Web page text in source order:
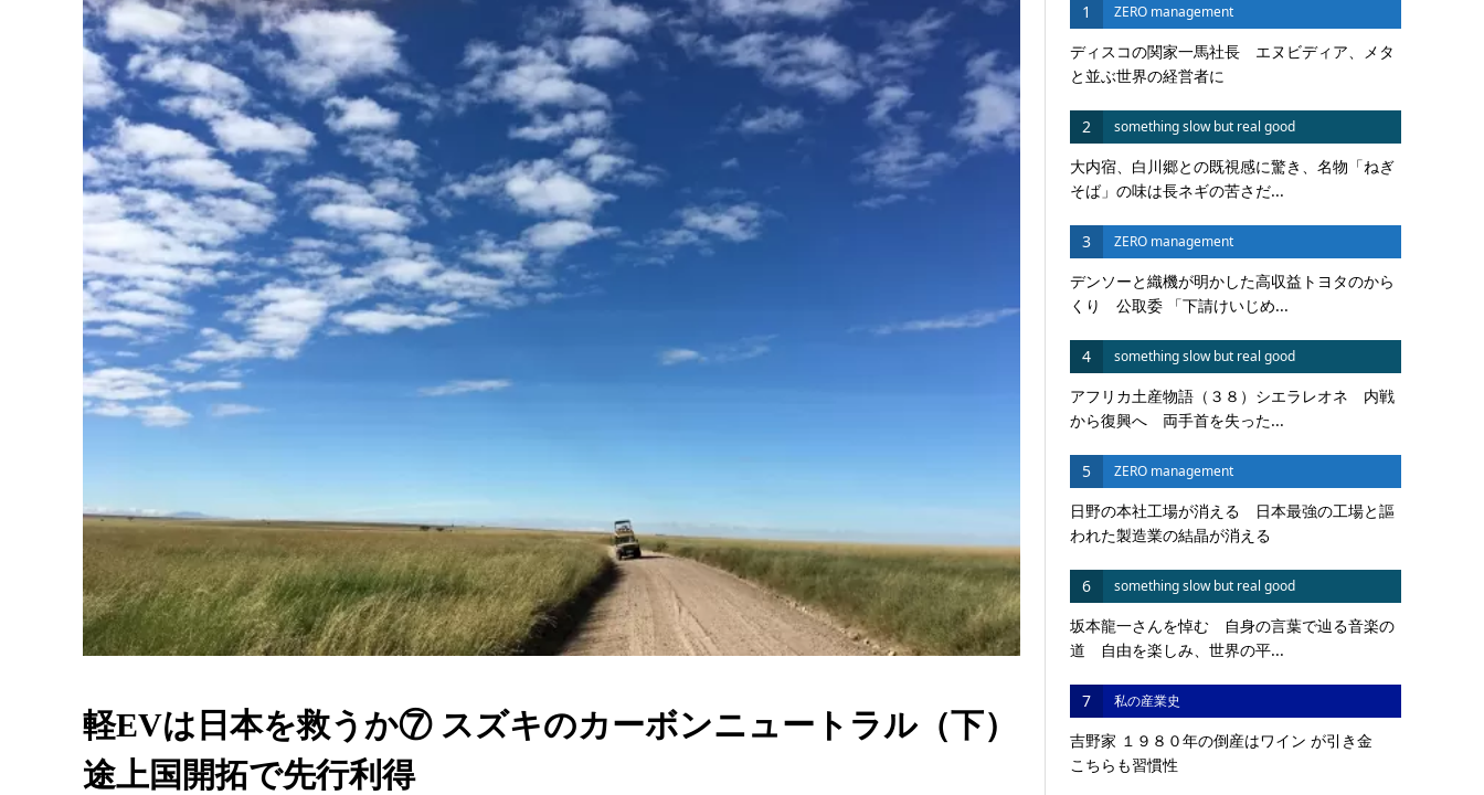
軽EVは日本を救うか⑦ スズキのカーボンニュートラル（下）
途上国開拓で先行利得
1 ZERO management
ディスコの関家一馬社長 エヌビディア、メタ
と並ぶ世界の経営者に
2 something slow but real good
大内宿、白川郷との既視感に驚き、名物「ねぎ
そば」の味は長ネギの苦さだ...
3 ZERO management
デンソーと織機が明かした高収益トヨタのから
くり 公取委 「下請けいじめ...
4 something slow but real good
アフリカ土産物語（３８）シエラレオネ 内戦
から復興へ 両手首を失った...
5 ZERO management
日野の本社工場が消える 日本最強の工場と謳
われた製造業の結晶が消える
6 something slow but real good
坂本龍一さんを悼む 自身の言葉で辿る音楽の
道 自由を楽しみ、世界の平...
7 私の産業史
吉野家 １９８０年の倒産はワイン が引き金
こちらも習慣性